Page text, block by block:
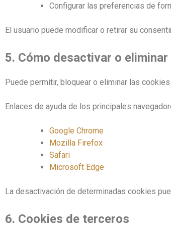
Configurar las preferencias de
El usuario puede modificar o retirar su
5. Cómo desactivar o
Puede permitir, bloquear o eliminar las
Enlaces de ayuda de los principales
Google Chrome
Mozilla Firefox
Safari
Microsoft Edge
La desactivación de determinadas cookies
6. Cookies de terceros